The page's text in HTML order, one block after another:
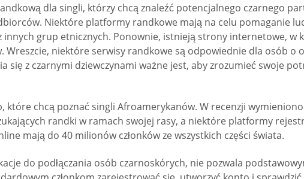
dla singli, którzy chcą znaleźć potencjalnego czarnego
Niektóre platformy randkowe mają na celu pomaganie
grup etnicznych. Ponownie, istnieją strony internetowe, w
niektóre serwisy randkowe są odpowiednie dla osób o
się z czarnymi dziewczynami ważne jest, aby zrozumieć swoje
chcą poznać singli Afroamerykanów. W recenzji
randki w ramach swojej rasy, a niektóre platformy
mają do 40 milionów członków ze wszystkich części świata.
do podłączania osób czarnoskórych, nie pozwala